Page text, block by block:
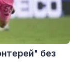
без